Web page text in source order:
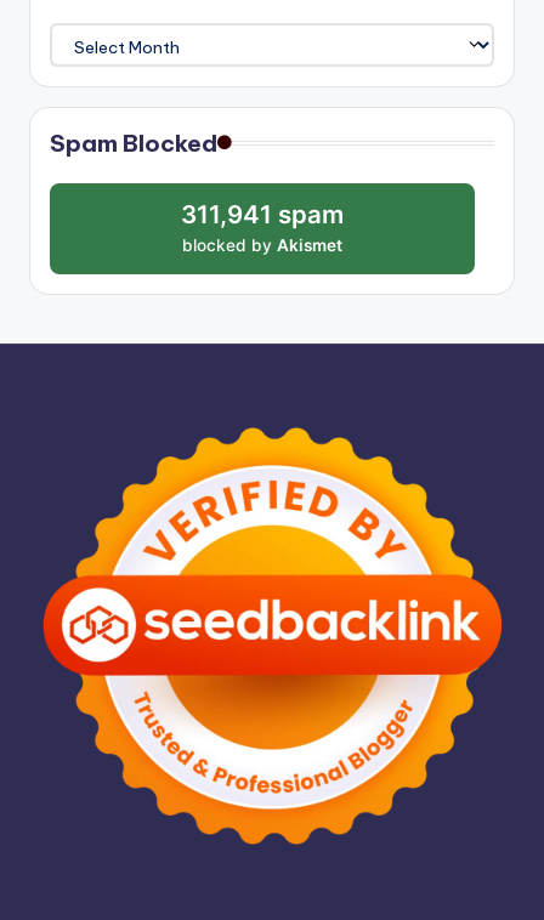
Spam Blocked
311,941 spam
blocked by Akismet